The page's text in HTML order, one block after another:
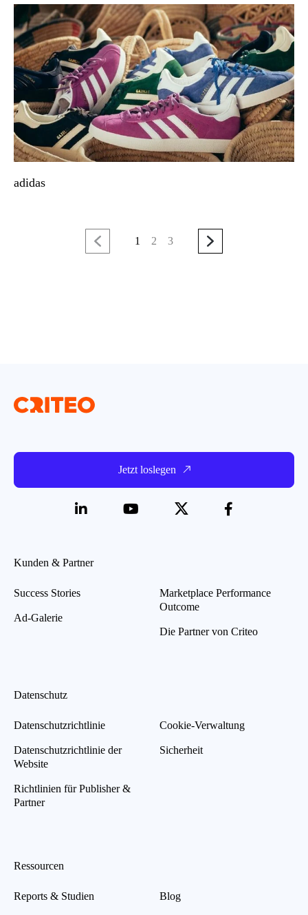
adidas
1 2 3
Jetzt loslegen
Kunden & Partner
Success Stories
Ad-Galerie
Marketplace Performance
Outcome
Die Partner von Criteo
Datenschutz
Datenschutzrichtlinie
Datenschutzrichtlinie der
Website
Richtlinien für Publisher &
Partner
Cookie-Verwaltung
Sicherheit
Ressourcen
Reports & Studien Blog